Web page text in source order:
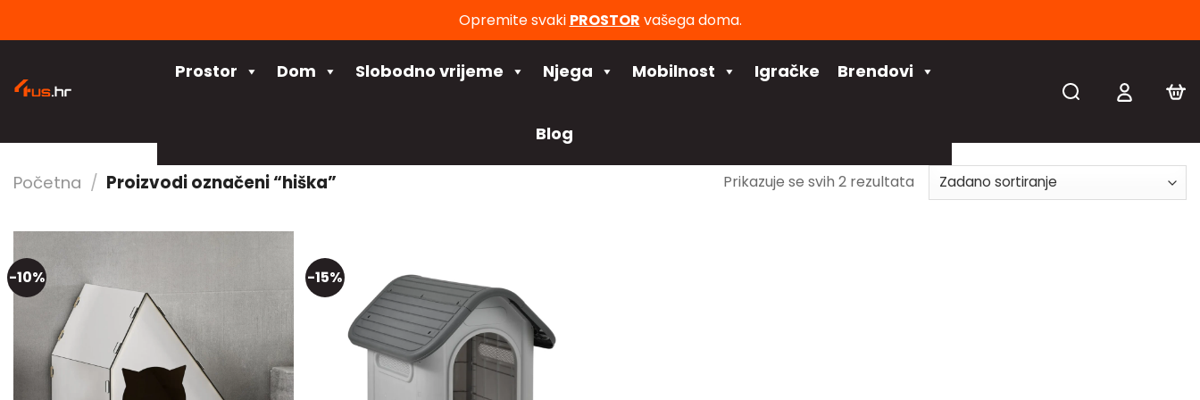
Opremite svaki PROSTOR vašega doma.
Prostor Dom Slobodno vrijeme Njega Mobilnost Igračke Brendovi
Blog
Početna / Proizvodi označeni “hiška” Prikazuje se svih 2 rezultata
-10% -15%